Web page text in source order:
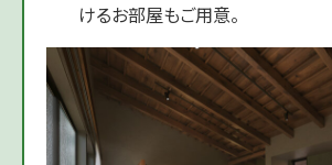
けるお部屋もご用意。